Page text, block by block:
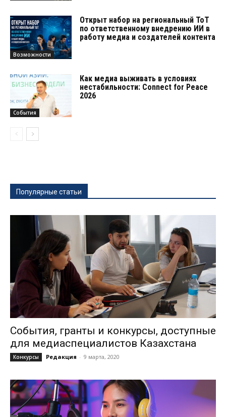
Возможности
Открыт набор на региональный ТоТ
по ответственному внедрению ИИ в
работу медиа и создателей контента
События
Как медиа выживать в условиях
нестабильности: Connect for Peace
2026
Популярные статьи
События, гранты и конкурсы, доступные
для медиаспециалистов Казахстана
Конкурсы Редакция - 9 марта, 2020